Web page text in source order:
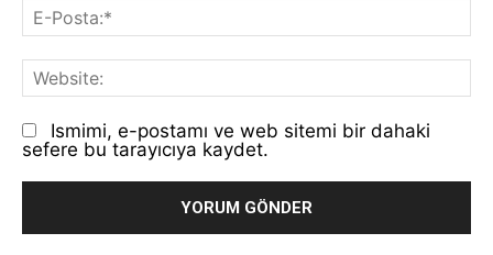
Ismimi, e-postamı ve web sitemi bir dahaki
sefere bu tarayıcıya kaydet.